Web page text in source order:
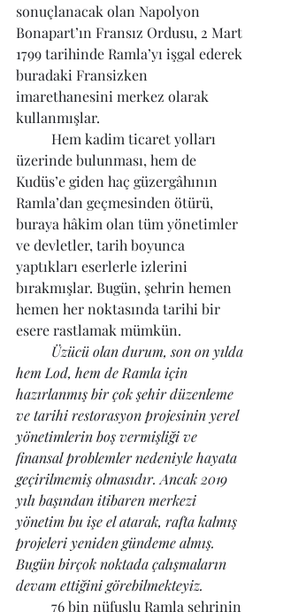
sonuçlanacak olan Napolyon
Bonapart’ın Fransız Ordusu, 2 Mart
1799 tarihinde Ramla’yı işgal ederek
buradaki Fransizken
imarethanesini merkez olarak
kullanmışlar.
üzerinde bulunması, hem de
Kudüs’e giden haç güzergâhının
Ramla’dan geçmesinden ötürü,
buraya hâkim olan tüm yönetimler
ve devletler, tarih boyunca
yaptıkları eserlerle izlerini
bırakmışlar. Bugün, şehrin hemen
hemen her noktasında tarihi bir
esere rastlamak mümkün.
Üzücü olan durum, son on yılda
hem Lod, hem de Ramla için
hazırlanmış bir çok şehir düzenleme
ve tarihi restorasyon projesinin yerel
yönetimlerin boş vermişliği ve
finansal problemler nedeniyle hayata
geçirilmemiş olmasıdır. Ancak 2019
yılı başından itibaren merkezi
yönetim bu işe el atarak, rafta kalmış
projeleri yeniden gündeme almış.
Bugün birçok noktada çalışmaların
devam ettiğini görebilmekteyiz.